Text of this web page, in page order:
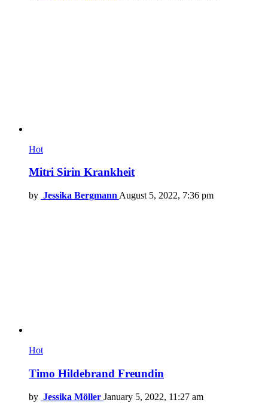
Hot
Mitri Sirin Krankheit
by Jessika Bergmann August 5, 2022, 7:36 pm
Hot
Timo Hildebrand Freundin
by Jessika Möller January 5, 2022, 11:27 am